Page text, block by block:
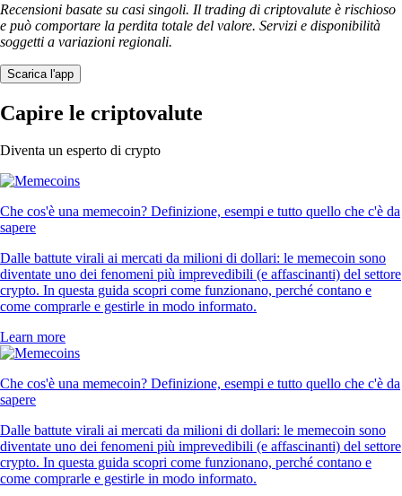
Recensioni basate su casi singoli. Il trading di criptovalute è rischioso
e può comportare la perdita totale del valore. Servizi e disponibilità
soggetti a variazioni regionali.
Scarica l'app
Capire le criptovalute
Diventa un esperto di crypto
Che cos'è una memecoin? Definizione, esempi e tutto quello che c'è da
sapere
Dalle battute virali ai mercati da milioni di dollari: le memecoin sono
diventate uno dei fenomeni più imprevedibili (e affascinanti) del settore
crypto. In questa guida scopri come funzionano, perché contano e
come comprarle e gestirle in modo informato.
Learn more
Che cos'è una memecoin? Definizione, esempi e tutto quello che c'è da
sapere
Dalle battute virali ai mercati da milioni di dollari: le memecoin sono
diventate uno dei fenomeni più imprevedibili (e affascinanti) del settore
crypto. In questa guida scopri come funzionano, perché contano e
come comprarle e gestirle in modo informato.